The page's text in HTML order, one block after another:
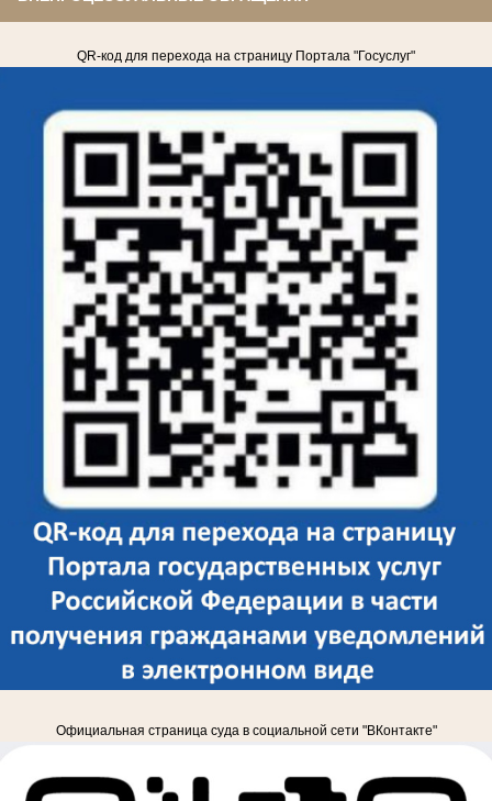
QR-код для перехода на страницу Портала "Госуслуг"
Официальная страница суда в социальной сети "ВКонтакте"